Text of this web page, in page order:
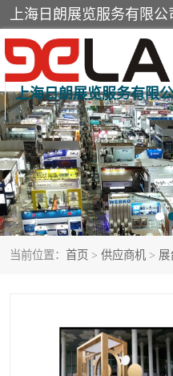
上海日朗展览服务有限
当前位置： 首页 > 供应商机 > 展
展台装修搭建
展厅装修
展会装修设计
活动策划